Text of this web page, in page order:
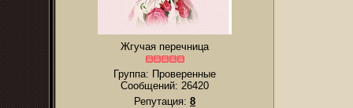
Жгучая перечница
Группа: Проверенные
Сообщений: 26420
Репутация: 8